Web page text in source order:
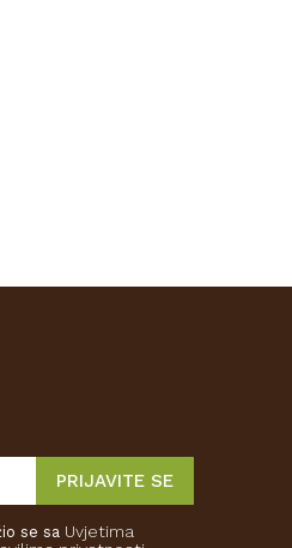
PRIJAVITE SE
se sa Uvjetima